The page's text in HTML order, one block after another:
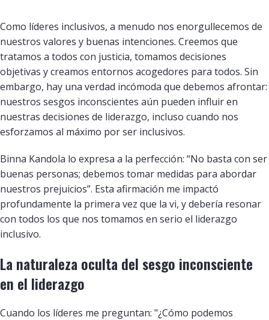
Como líderes inclusivos, a menudo nos enorgullecemos de
nuestros valores y buenas intenciones. Creemos que
tratamos a todos con justicia, tomamos decisiones
objetivas y creamos entornos acogedores para todos. Sin
embargo, hay una verdad incómoda que debemos afrontar:
nuestros sesgos inconscientes aún pueden influir en
nuestras decisiones de liderazgo, incluso cuando nos
esforzamos al máximo por ser inclusivos.
Binna Kandola lo expresa a la perfección: “No basta con ser
buenas personas; debemos tomar medidas para abordar
nuestros prejuicios”. Esta afirmación me impactó
profundamente la primera vez que la vi, y debería resonar
con todos los que nos tomamos en serio el liderazgo
inclusivo.
La naturaleza oculta del sesgo inconsciente
en el liderazgo
Cuando los líderes me preguntan: "¿Cómo podemos